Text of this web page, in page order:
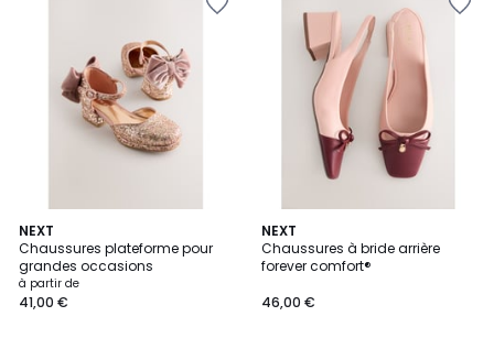
NEXT
Chaussures plateforme pour
grandes occasions
à partir de
41,00 €
2
Couleurs
NEXT
Chaussures à bride arrière
forever comfort®
46,00 €
2
Couleurs